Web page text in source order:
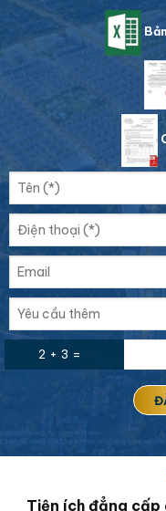
2 + 3 =
Tiện ích đẳng cấp